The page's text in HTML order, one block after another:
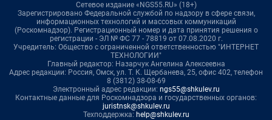
Сетевое издание «NGS55.RU» (18+)
Зарегистрировано Федеральной службой по надзору в сфере связи,
информационных технологий и массовых коммуникаций
(Роскомнадзор). Регистрационный номер и дата принятия решения о
регистрации - ЭЛ № ФС 77 - 78819 от 07.08.2020 г.
Учредитель: Общество с ограниченной ответственностью "ИНТЕРНЕТ
ТЕХНОЛОГИИ"
Главный редактор: Назарчук Ангелина Алексеевна
Адрес редакции: Россия, Омск, ул. Т. К. Щербанева, 25, офис 402, телефон
8 (3812) 38-08-69
Электронный адрес редакции: ngs55@shkulev.ru
Контактные данные для Роскомнадзора и государственных органов:
juristnsk@shkulev.ru
Техподдержка: help@shkulev.ru